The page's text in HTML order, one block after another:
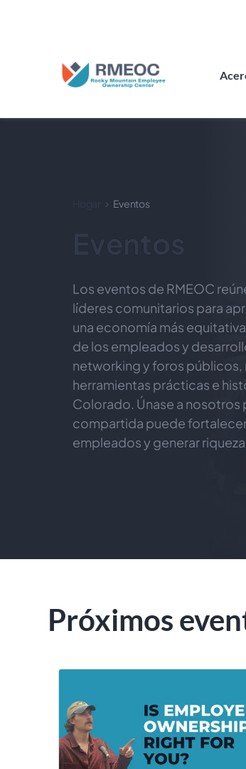
Eventos
Eventos
Los eventos de RMEOC
líderes comunitarios para
una economía más
de los empleados y
networking y foros
herramientas prácticas e
Colorado. Únase a
compartida puede
empleados y generar
Próximos